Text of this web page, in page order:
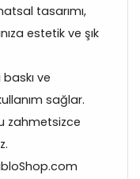
tasarımı,
estetik ve şık
ve
sağlar.
zahmetsizce